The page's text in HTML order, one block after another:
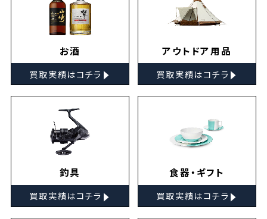
お酒
買取実績はコチラ ▸
アウトドア用品
買取実績はコチラ ▸
釣具
買取実績はコチラ ▸
食器・ギフト
買取実績はコチラ ▸